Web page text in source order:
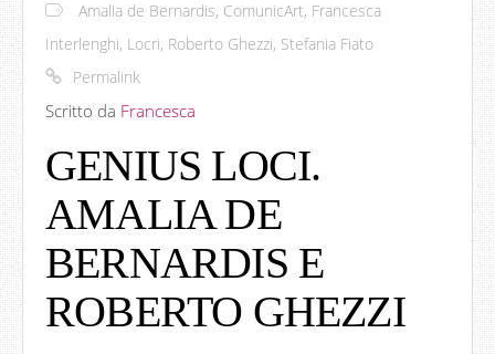
Amalia de Bernardis, ComunicArt, Francesca
Interlenghi, Locri, Roberto Ghezzi, Stefania Fiato
Permalink
Scritto da Francesca
GENIUS LOCI.
AMALIA DE
BERNARDIS E
ROBERTO GHEZZI